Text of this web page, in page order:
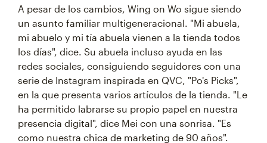
A pesar de los cambios, Wing on Wo sigue siendo
un asunto familiar multigeneracional. "Mi abuela,
mi abuelo y mi tía abuela vienen a la tienda todos
los días", dice. Su abuela incluso ayuda en las
redes sociales, consiguiendo seguidores con una
serie de Instagram inspirada en QVC, "Po's Picks",
en la que presenta varios artículos de la tienda. "Le
ha permitido labrarse su propio papel en nuestra
presencia digital", dice Mei con una sonrisa. "Es
como nuestra chica de marketing de 90 años".